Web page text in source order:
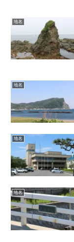
地名
地名
地名
地名